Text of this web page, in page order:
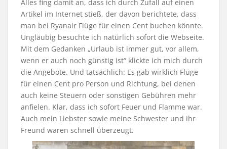
Alles fing damit an, dass ich durch Zufall auf einen
Artikel im Internet stieß, der davon berichtete, dass
man bei Ryanair Flüge für einen Cent buchen könnte.
Ungläubig besuchte ich natürlich sofort die Webseite.
Mit dem Gedanken „Urlaub ist immer gut, vor allem,
wenn er auch noch günstig ist“ klickte ich mich durch
die Angebote. Und tatsächlich: Es gab wirklich Flüge
für einen Cent pro Person und Richtung, bei denen
auch keine Steuern oder sonstigen Gebühren mehr
anfielen. Klar, dass ich sofort Feuer und Flamme war.
Auch mein Liebster sowie meine Schwester und ihr
Freund waren schnell überzeugt.